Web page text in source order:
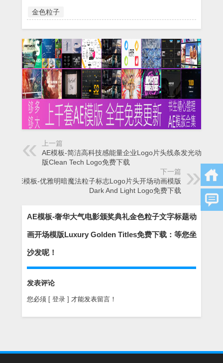
金色粒子
上一篇
AE模板-简洁高科技感能量企业Logo片头线条发光动画模
版Clean Tech Logo免费下载
下一篇
AE模板-优雅明暗魔法粒子标志Logo片头开场动画模版
Dark And Light Logo免费下载
AE模板-奢华大气电影颁奖典礼金色粒子文字标题动
画开场模版Luxury Golden Titles免费下载：等您坐
沙发呢！
发表评论
您必须 [ 登录 ] 才能发表留言！